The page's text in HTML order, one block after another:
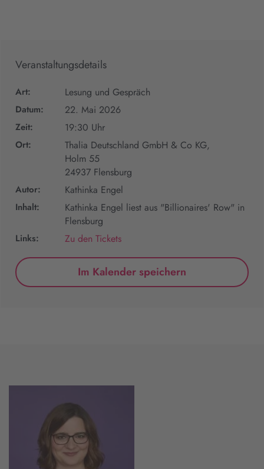
Veranstaltungsdetails
Art: Lesung und Gespräch
Datum: 22. Mai 2026
Zeit: 19:30 Uhr
Ort:
Thalia Deutschland GmbH & Co KG,
Holm 55
24937 Flensburg
Autor: Kathinka Engel
Inhalt:
Kathinka Engel liest aus "Billionaires' Row" in
Flensburg
Links: Zu den Tickets
Im Kalender speichern